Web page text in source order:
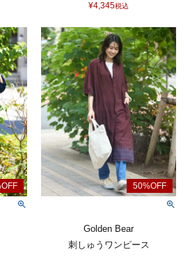
¥4,345税込
Golden Bear
刺しゅうワンピース